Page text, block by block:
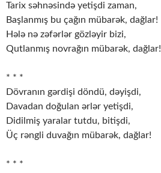
Tarix səhnəsində yetişdi zaman,
Başlanmış bu çağın mübarək, dağlar!
Hələ nə zəfərlər gözləyir bizi,
Qutlanmış novrağın mübarək, dağlar!
* * *
Dövranın gərdişi döndü, dəyişdi,
Davadan doğulan ərlər yetişdi,
Didilmiş yaralar tutdu, bitişdi,
Üç rəngli duvağın mübarək, dağlar!
* * *